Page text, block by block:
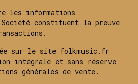
les informations
constituent la preuve
sur le site folkmusic.fr
intégrale et sans réserve
générales de vente.